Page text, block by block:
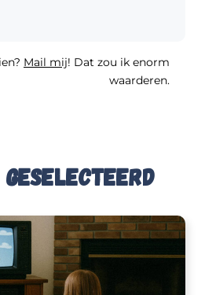
Mail mij! Dat zou ik enorm
waarderen.